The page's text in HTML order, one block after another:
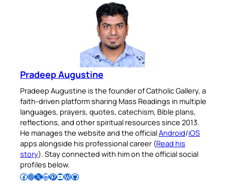
Pradeep Augustine
Pradeep Augustine is the founder of Catholic Gallery, a
faith-driven platform sharing Mass Readings in multiple
languages, prayers, quotes, catechism, Bible plans,
reflections, and other spiritual resources since 2013.
He manages the website and the officialAndroid/iOS
apps alongside his professional career (Read his
story). Stay connected with him on the official social
profiles below.
Follow Pradeep on Facebook Follow Pradeep on InstagramFollow Pradeep on X Follow Pradeep on LinkedIn Follow Pradeep on Pinterest Subscribe to Pradeep’s Youtube Channel Follow Pradeep on WordPress Follow Pradeep on GitHub